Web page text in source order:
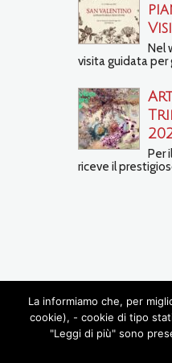
Nel
visita guidata per
Per
riceve il
La informiamo che, per
cookie), - cookie di tipo
"Leggi di più" sono